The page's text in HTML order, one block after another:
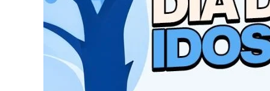
Dal Pont Junior, Marcelo Campos, Fernando
diretamente na apresentação das demandas
os investimentos.
O conjunto de veículos inclui modelos para
Matheus Vermelho, foram destinados um